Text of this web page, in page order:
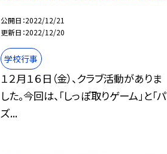
公開日 2022/12/21
更新日 2022/12/20
学校行事
１２月１６日（金）、クラブ活動がありま
した。今回は、「しっぽ取りゲーム」と「パ
ズ...